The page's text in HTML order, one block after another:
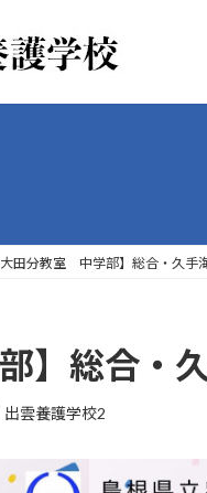
大田分教室 中学部】総合・久手
】総合・
出雲養護学校2